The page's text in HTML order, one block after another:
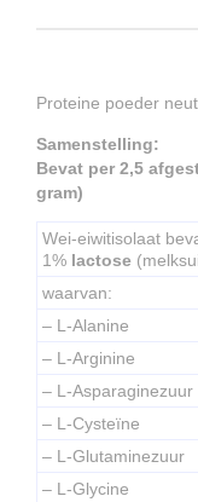
Proteine poeder
Samenstelling:
Bevat per 2,5
gram)
Wei-eiwitisolaat
1% lactose
waarvan:
– L-Alanine
– L-Arginine
– L-Asparaginezuur
– L-Cysteïne
– L-Glutaminezuur
– L-Glycine